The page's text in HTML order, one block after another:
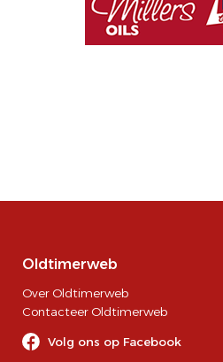
Oldtimerweb
Over Oldtimerweb
Contacteer Oldtimerweb
Volg ons op Facebook